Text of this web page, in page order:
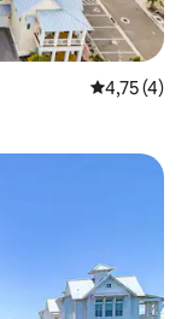
Średnia
4,75 (4)